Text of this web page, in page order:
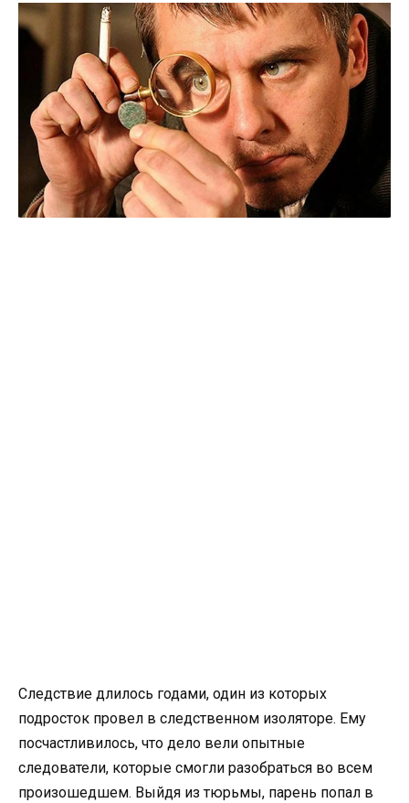
Следствие длилось годами, один из которых
подросток провел в следственном изоляторе. Ему
посчастливилось, что дело вели опытные
следователи, которые смогли разобраться во всем
произошедшем. Выйдя из тюрьмы, парень попал в